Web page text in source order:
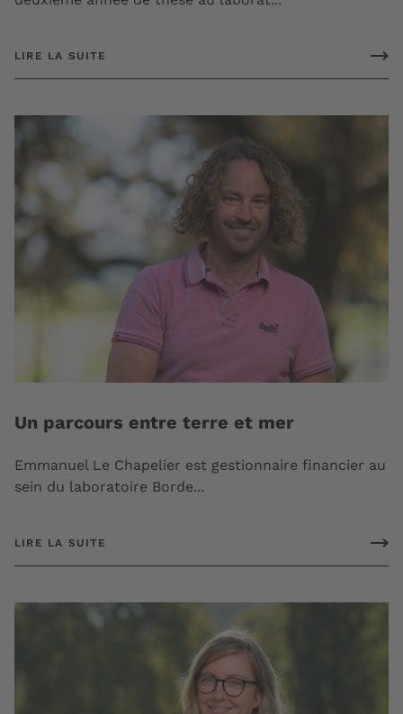
LIRE LA SUITE
Un parcours entre terre et mer
Emmanuel Le Chapelier est gestionnaire financier au
sein du laboratoire Borde...
LIRE LA SUITE